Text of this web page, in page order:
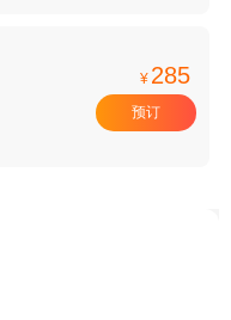
¥ 285
预订